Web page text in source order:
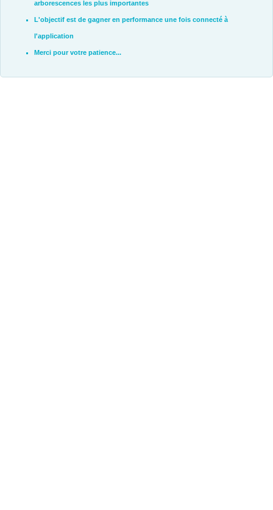
arborescences les plus importantes
L'objectif est de gagner en performance une fois connecté à
l'application
Merci pour votre patience...